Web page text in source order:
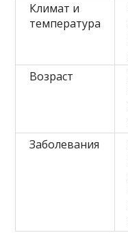
Климат и
температура
Возраст
Заболевания